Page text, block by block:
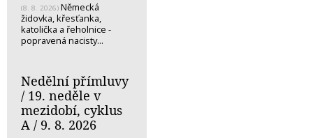
(8. 8. 2026) Německá
židovka, křesťanka,
katolička a řeholnice -
popravená nacisty...
Nedělní přímluvy
/ 19. neděle v
mezidobí, cyklus
A / 9. 8. 2026